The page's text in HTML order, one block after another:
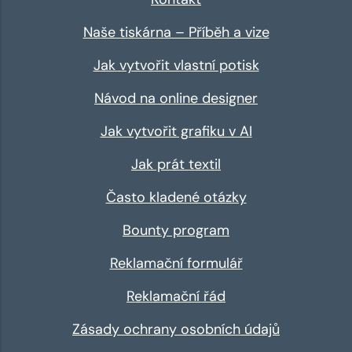
Naše tiskárna – Příběh a vize
Jak vytvořit vlastní potisk
Návod na online designer
Jak vytvořit grafiku v AI
Jak prát textil
Často kladené otázky
Bounty program
Reklamační formulář
Reklamační řád
Zásady ochrany osobních údajů